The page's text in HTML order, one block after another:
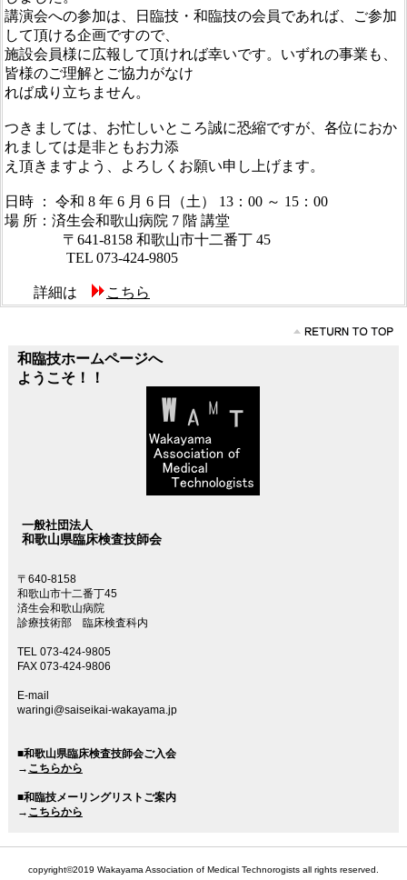
講演会への参加は、日臨技・和臨技の会員であれば、ご参加
して頂ける企画ですので、
施設会員様に広報して頂ければ幸いです。いずれの事業も、
皆様のご理解とご協力がなけ
れば成り立ちません。
つきましては、お忙しいところ誠に恐縮ですが、各位におか
れましては是非ともお力添
え頂きますよう、よろしくお願い申し上げます。
日時 ： 令和 8 年 6 月 6 日（土） 13：00 ～ 15：00
場 所：済生会和歌山病院 7 階 講堂
〒641-8158 和歌山市十二番丁 45
TEL 073-424-9805
詳細は こちら
和臨技ホームページへ
ようこそ！！
一般社団法人
和歌山県臨床検査技師会
〒640-8158
和歌山市十二番丁45
済生会和歌山病院
診療技術部 臨床検査科内
TEL 073-424-9805
FAX 073-424-9806
E-mail
waringi@saiseikai-wakayama.jp
■和歌山県臨床検査技師会ご入会
→ こちらから
■和臨技メーリングリストご案内
→ こちらから
copyright©2019 Wakayama Association of Medical Technorogists all rights reserved.